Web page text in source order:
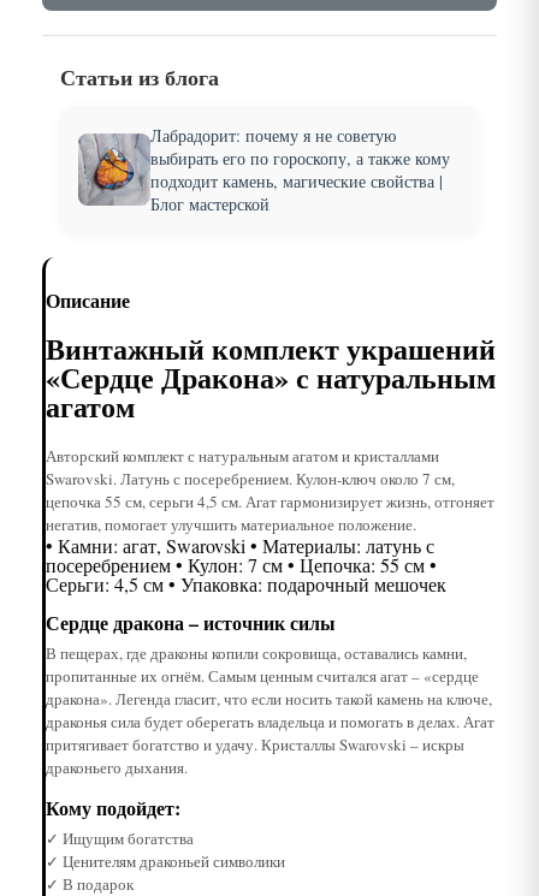
Статьи из блога
Лабрадорит: почему я не советую
выбирать его по гороскопу, а также кому
подходит камень, магические свойства |
Блог мастерской
Описание
Винтажный комплект украшений
«Сердце Дракона» с натуральным
агатом
Авторский комплект с натуральным агатом и кристаллами
Swarovski. Латунь с посеребрением. Кулон-ключ около 7 см,
цепочка 55 см, серьги 4,5 см. Агат гармонизирует жизнь, отгоняет
негатив, помогает улучшить материальное положение.
• Камни: агат, Swarovski • Материалы: латунь с
посеребрением • Кулон: 7 см • Цепочка: 55 см •
Серьги: 4,5 см • Упаковка: подарочный мешочек
Сердце дракона – источник силы
В пещерах, где драконы копили сокровища, оставались камни,
пропитанные их огнём. Самым ценным считался агат – «сердце
дракона». Легенда гласит, что если носить такой камень на ключе,
драконья сила будет оберегать владельца и помогать в делах. Агат
притягивает богатство и удачу. Кристаллы Swarovski – искры
драконьего дыхания.
Кому подойдет:
✓ Ищущим богатства
✓ Ценителям драконьей символики
✓ В подарок